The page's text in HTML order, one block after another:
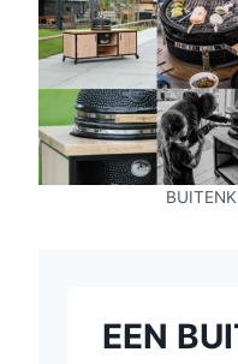
EEN